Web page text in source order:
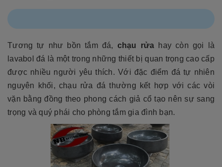
Tương tự như bồn tắm đá, chạu rửa hay còn gọi là
lavabol đá là một trong những thiết bị quan trọng cao cấp
được nhiều người yêu thích. Với đặc điểm đá tự nhiên
nguyên khối, chạu rửa đá thường kết hợp với các vòi
vặn bằng đồng theo phong cách giả cổ tạo nên sự sang
trọng và quý phái cho phòng tắm gia đình bạn.